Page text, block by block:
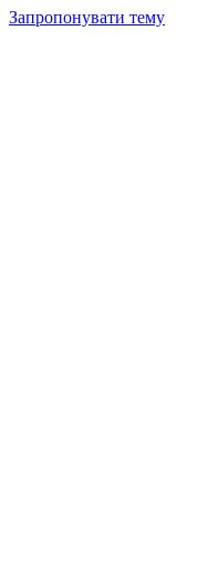
Запропонувати тему